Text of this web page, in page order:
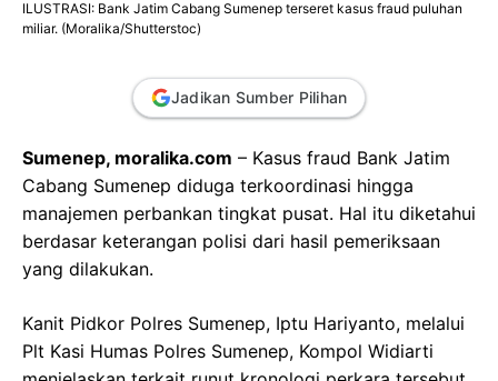
ILUSTRASI: Bank Jatim Cabang Sumenep terseret kasus fraud puluhan
miliar. (Moralika/Shutterstoc)
Jadikan Sumber Pilihan
Sumenep, moralika.com – Kasus fraud Bank Jatim
Cabang Sumenep diduga terkoordinasi hingga
manajemen perbankan tingkat pusat. Hal itu diketahui
berdasar keterangan polisi dari hasil pemeriksaan
yang dilakukan.
Kanit Pidkor Polres Sumenep, Iptu Hariyanto, melalui
Plt Kasi Humas Polres Sumenep, Kompol Widiarti